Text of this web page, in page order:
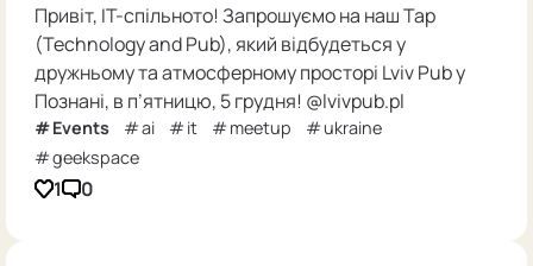
Привіт, IT-спільното! Запрошуємо на наш Tap
(Technology and Pub), який відбудеться у
дружньому та атмосферному просторі Lviv Pub у
Познані, в п’ятницю, 5 грудня! @lvivpub.pl
Events ai it meetup
ukraine
geekspace
1 0